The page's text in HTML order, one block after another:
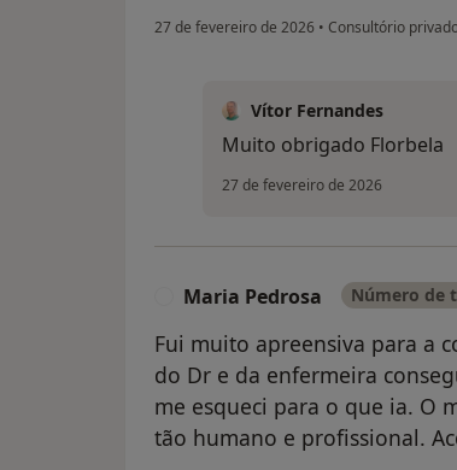
27 de fevereiro de 2026 • Consultório
Vítor Fernandes
Muito obrigado Florbela
27 de fevereiro de 2026
Maria Pedrosa Número de
Fui muito apreensiva para a
do Dr e da enfermeira
me esqueci para o que ia. O
tão humano e profissional.